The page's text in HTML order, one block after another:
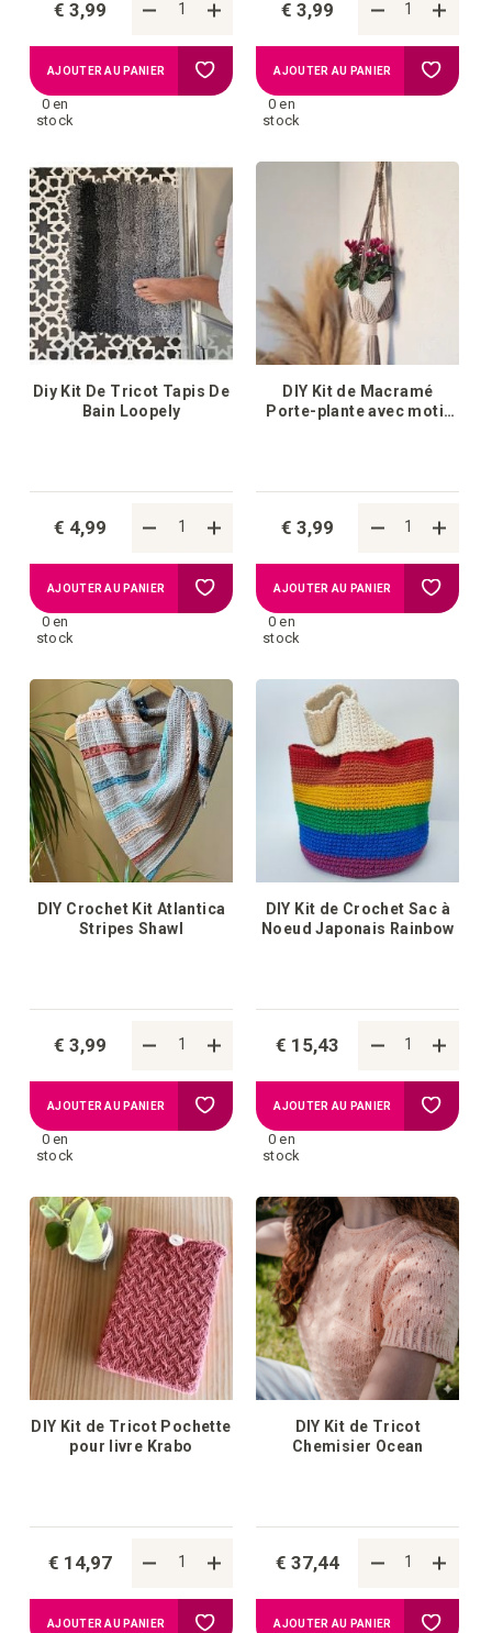
€ 3,99
0 en
stock
AJOUTER AU PANIER Ajouter
la
liste
d'achats
€ 3,99
0 en
stock
AJOUTER AU PANIER Ajouter
Diy Kit De Tricot Tapis De
Bain Loopely
€ 4,99
0 en
stock
AJOUTER AU PANIER Ajouter
liste
DIY Kit de Macramé
Porte-plante avec motif
€ 3,99
0 en
stock
AJOUTER AU PANIER Ajouter
DIY Crochet Kit Atlantica
Stripes Shawl
€ 3,99
0 en
stock
AJOUTER AU PANIER Ajouter
liste
d'achats
DIY Kit de Crochet Sac à
Noeud Japonais Rainbow
€ 15,43
0 en
stock
AJOUTER AU PANIER Ajouter
la
liste
DIY Kit de Tricot Pochette
pour livre Krabo
€ 14,97
AJOUTER AU PANIER Ajouter
DIY Kit de Tricot
Chemisier Ocean
€ 37,44
AJOUTER AU PANIER Ajouter